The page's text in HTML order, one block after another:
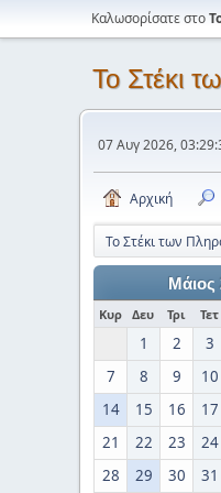
Καλωσορίσατε στο
Το Στέκι
07 Αυγ 2026,
Αρχική
Το Στέκι των
Μάιος
Κυρ Δευ Τρι Τετ
1 2 3
7
8 9 10
14
15 16 17
21
22 23 24
28
29 30 31